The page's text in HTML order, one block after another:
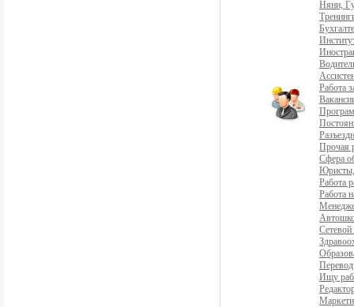
Няни,
Работа
Прочая
Сфера
Юристы,
Работа
Работа
Сетевой
Ищу